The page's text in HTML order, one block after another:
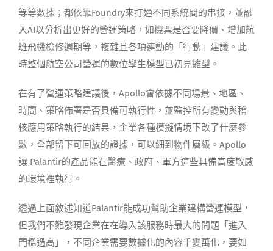
等等數據；都依靠Foundry來打通不同系統間的串接，並融
入AI以分析出更好的營運策略，如機票是否要降價、增加航
班飛機檢修週期等，複雜且各項連動的「行動」建議。此
時整個航空公司營運的數位孿生模型已初見雛型。
在有了營運策略建議後，Apollo會依據不同場景、地區、
時間、策略佈署是否具備可執行性，並監控所有變動與稽
核應用策略執行的結果，企業各種模擬情境下改了什麼參
數，全部留下可回放的證據，可以細到物件層級。Apollo
讓 Palantir的產品能在醫療、政府、軍方這些具備高度敏感
的環境裡執行。
透過上面敘述知道Palantir能成功幫助企業建構營運模型，
但我們不難發現企業在在導入該服務時最大的問題「進入
門檻過高」，不同企業需要數據化的內容千變萬化，要如